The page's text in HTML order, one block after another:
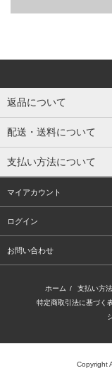
返品について
配送・送料について
支払い方法について
マイアカウント
ログイン
お問い合わせ
ホーム / 支払い方
特定商取引法に基づく
Copyright